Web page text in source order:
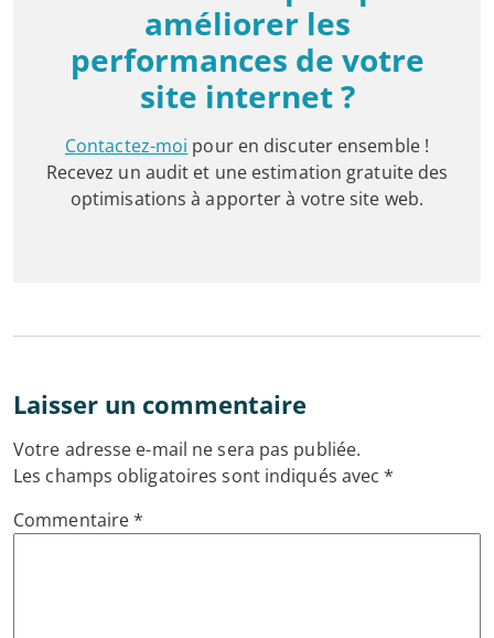
améliorer les
performances de votre
site internet ?
Contactez-moi pour en discuter ensemble !
Recevez un audit et une estimation gratuite des
optimisations à apporter à votre site web.
Laisser un commentaire
Votre adresse e-mail ne sera pas publiée.
Les champs obligatoires sont indiqués avec*
Commentaire*